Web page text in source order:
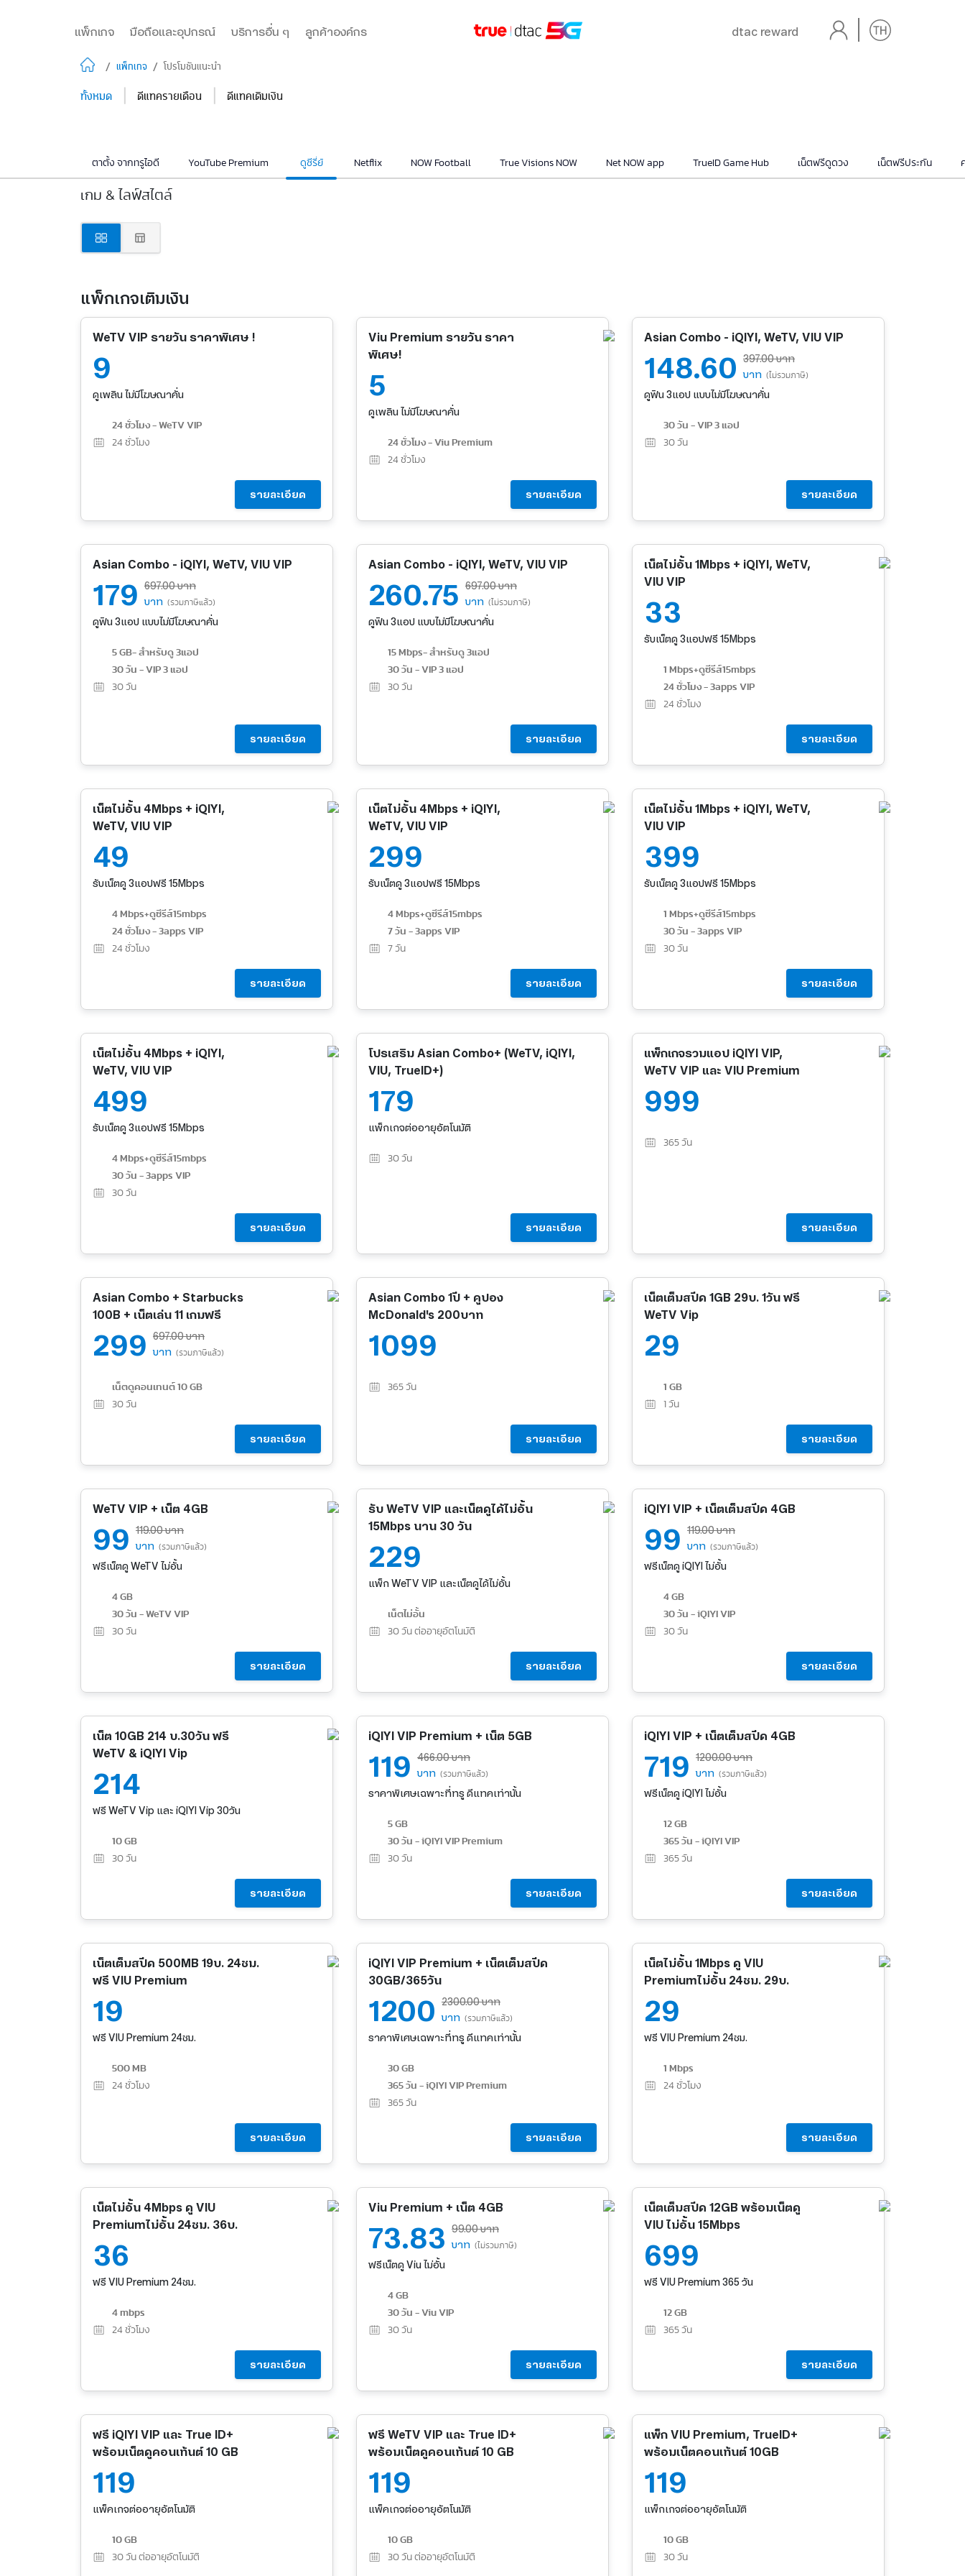
แพ็กเกจ มือถือและอุปกรณ์ บริการอื่น ๆ ลูกค้าองค์กร dtac reward
/ แพ็กเกจ / โปรโมชันแนะนำ
ทั้งหมด ดีแทครายเดือน ดีแทคเติมเงิน
ตาตั้ง จากทรูไอดี YouTube Premium ดูซีรี่ย์ Netflix NOW Football True Visions NOW Net NOW app TrueID Game Hub เน็ตฟรีดูดวง เน็ตฟรีประกัน
เกม & ไลฟ์สไตล์
แพ็กเกจเติมเงิน
WeTV VIP รายวัน ราคาพิเศษ !
9
ดูเพลิน ไม่มีโฆษณาคั่น
24 ชั่วโมง - WeTV VIP
24 ชั่วโมง
รายละเอียด
Viu Premium รายวัน ราคา
พิเศษ!
5
ดูเพลิน ไม่มีโฆษณาคั่น
24 ชั่วโมง - Viu Premium
24 ชั่วโมง
รายละเอียด
Asian Combo - iQIYI, WeTV, VIU VIP
148.60 397.00 บาท
บาท (ไม่รวมภาษี)
ดูฟิน 3แอป แบบไม่มีโฆษณาคั่น
30 วัน - VIP 3 แอป
30 วัน
รายละเอียด
Asian Combo - iQIYI, WeTV, VIU VIP
179 697.00 บาท
บาท (รวมภาษีแล้ว)
ดูฟิน 3แอป แบบไม่มีโฆษณาคั่น
5 GB- สำหรับดู 3แอป
30 วัน - VIP 3 แอป
30 วัน
รายละเอียด
Asian Combo - iQIYI, WeTV, VIU VIP
260.75 697.00 บาท
บาท (ไม่รวมภาษี)
ดูฟิน 3แอป แบบไม่มีโฆษณาคั่น
15 Mbps- สำหรับดู 3แอป
30 วัน - VIP 3 แอป
30 วัน
รายละเอียด
เน็ตไม่อั้น 1Mbps + iQIYI, WeTV,
VIU VIP
33
รับเน็ตดู 3แอปฟรี 15Mbps
1 Mbps+ดูซีรีส์15mbps
24 ชั่วโมง - 3apps VIP
24 ชั่วโมง
รายละเอียด
เน็ตไม่อั้น 4Mbps + iQIYI,
WeTV, VIU VIP
49
รับเน็ตดู 3แอปฟรี 15Mbps
4 Mbps+ดูซีรีส์15mbps
24 ชั่วโมง - 3apps VIP
24 ชั่วโมง
รายละเอียด
เน็ตไม่อั้น 4Mbps + iQIYI,
WeTV, VIU VIP
299
รับเน็ตดู 3แอปฟรี 15Mbps
4 Mbps+ดูซีรีส์15mbps
7 วัน - 3apps VIP
7 วัน
รายละเอียด
เน็ตไม่อั้น 1Mbps + iQIYI, WeTV,
VIU VIP
399
รับเน็ตดู 3แอปฟรี 15Mbps
1 Mbps+ดูซีรีส์15mbps
30 วัน - 3apps VIP
30 วัน
รายละเอียด
เน็ตไม่อั้น 4Mbps + iQIYI,
WeTV, VIU VIP
499
รับเน็ตดู 3แอปฟรี 15Mbps
4 Mbps+ดูซีรีส์15mbps
30 วัน - 3apps VIP
30 วัน
รายละเอียด
โปรเสริม Asian Combo+ (WeTV, iQIYI,
VIU, TrueID+)
179
แพ็กเกจต่ออายุอัตโนมัติ
30 วัน
รายละเอียด
แพ็กเกจรวมแอป iQIYI VIP,
WeTV VIP และ VIU Premium
999
365 วัน
รายละเอียด
Asian Combo + Starbucks
100B + เน็ตเล่น 11 เกมฟรี
299 697.00 บาท
บาท (รวมภาษีแล้ว)
เน็ตดูคอนเทนต์ 10 GB
30 วัน
รายละเอียด
Asian Combo 1ปี + คูปอง
McDonald's 200บาท
1099
365 วัน
รายละเอียด
เน็ตเต็มสปีด 1GB 29บ. 1วัน ฟรี
WeTV Vip
29
1 GB
1 วัน
รายละเอียด
WeTV VIP + เน็ต 4GB
99 119.00 บาท
บาท (รวมภาษีแล้ว)
ฟรีเน็ตดู WeTV ไม่อั้น
4 GB
30 วัน - WeTV VIP
30 วัน
รายละเอียด
รับ WeTV VIP และเน็ตดูได้ไม่อั้น
15Mbps นาน 30 วัน
229
แพ็ก WeTV VIP และเน็ตดูได้ไม่อั้น
เน็ตไม่อั้น
30 วัน ต่ออายุอัตโนมัติ
รายละเอียด
iQIYI VIP + เน็ตเต็มสปีด 4GB
99 119.00 บาท
บาท (รวมภาษีแล้ว)
ฟรีเน็ตดู iQIYI ไม่อั้น
4 GB
30 วัน - iQIYI VIP
30 วัน
รายละเอียด
เน็ต 10GB 214 บ.30วัน ฟรี
WeTV & iQIYI Vip
214
ฟรี WeTV Vip และ iQIYI Vip 30วัน
10 GB
30 วัน
รายละเอียด
iQIYI VIP Premium + เน็ต 5GB
119 466.00 บาท
บาท (รวมภาษีแล้ว)
ราคาพิเศษเฉพาะที่ทรู ดีแทคเท่านั้น
5 GB
30 วัน - iQIYI VIP Premium
30 วัน
รายละเอียด
iQIYI VIP + เน็ตเต็มสปีด 4GB
719 1200.00 บาท
บาท (รวมภาษีแล้ว)
ฟรีเน็ตดู iQIYI ไม่อั้น
12 GB
365 วัน - iQIYI VIP
365 วัน
รายละเอียด
เน็ตเต็มสปีด 500MB 19บ. 24ชม.
ฟรี VIU Premium
19
ฟรี VIU Premium 24ชม.
500 MB
24 ชั่วโมง
รายละเอียด
iQIYI VIP Premium + เน็ตเต็มสปีด
30GB/365วัน
1200 2300.00 บาท
บาท (รวมภาษีแล้ว)
ราคาพิเศษเฉพาะที่ทรู ดีแทคเท่านั้น
30 GB
365 วัน - iQIYI VIP Premium
365 วัน
รายละเอียด
เน็ตไม่อั้น 1Mbps ดู VIU
Premiumไม่อั้น 24ชม. 29บ.
29
ฟรี VIU Premium 24ชม.
1 Mbps
24 ชั่วโมง
รายละเอียด
เน็ตไม่อั้น 4Mbps ดู VIU
Premiumไม่อั้น 24ชม. 36บ.
36
ฟรี VIU Premium 24ชม.
4 mbps
24 ชั่วโมง
รายละเอียด
Viu Premium + เน็ต 4GB
73.83 99.00 บาท
บาท (ไม่รวมภาษี)
ฟรีเน็ตดู Viu ไม่อั้น
4 GB
30 วัน - Viu VIP
30 วัน
รายละเอียด
เน็ตเต็มสปีด 12GB พร้อมเน็ตดู
VIU ไม่อั้น 15Mbps
699
ฟรี VIU Premium 365 วัน
12 GB
365 วัน
รายละเอียด
ฟรี iQIYI VIP และ True ID+
พร้อมเน็ตดูคอนเท้นต์ 10 GB
119
แพ็คเกจต่ออายุอัตโนมัติ
10 GB
30 วัน ต่ออายุอัตโนมัติ
ฟรี WeTV VIP และ True ID+
พร้อมเน็ตดูคอนเท้นต์ 10 GB
119
แพ็คเกจต่ออายุอัตโนมัติ
10 GB
30 วัน ต่ออายุอัตโนมัติ
แพ็ก VIU Premium, TrueID+
พร้อมเน็ตคอนเท้นต์ 10GB
119
แพ็กเกจต่ออายุอัตโนมัติ
10 GB
30 วัน